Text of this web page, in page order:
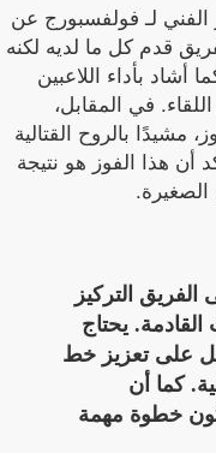
الفني لـ فولفسبورج عن
قدم كل ما لديه لكنه
بأداء اللاعبين
في المقابل،
بالروح القتالية
أن هذا الفوز هو نتيجة
التركيز
يحتاج
على تعزيز خط
كما أن
خطوة مهمة